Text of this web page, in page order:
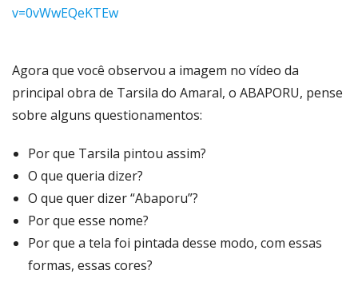
v=0vWwEQeKTEw
Agora que você observou a imagem no vídeo da
principal obra de Tarsila do Amaral, o ABAPORU, pense
sobre alguns questionamentos:
Por que Tarsila pintou assim?
O que queria dizer?
O que quer dizer “Abaporu”?
Por que esse nome?
Por que a tela foi pintada desse modo, com essas
formas, essas cores?